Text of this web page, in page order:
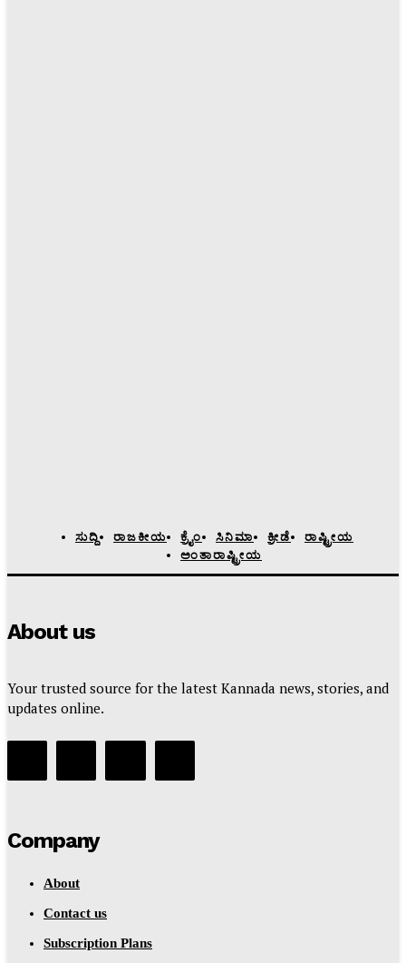
ಸುದ್ದಿ ರಾಜಕೀಯ ಕ್ರೈಂ ಸಿನಿಮಾ ಕ್ರೀಡೆ
ರಾಷ್ಟ್ರೀಯ
ಅಂತಾರಾಷ್ಟ್ರೀಯ
About us
Your trusted source for the latest Kannada news, stories, and
updates online.
Company
About
Contact us
Subscription Plans